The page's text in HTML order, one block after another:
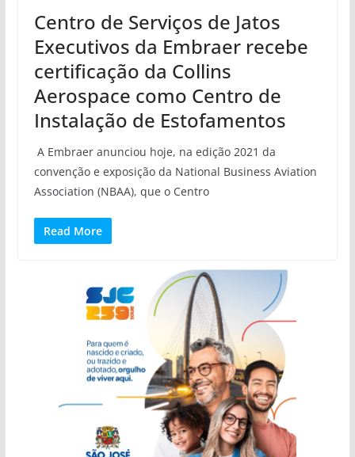
Centro de Serviços de Jatos
Executivos da Embraer recebe
certificação da Collins
Aerospace como Centro de
Instalação de Estofamentos
A Embraer anunciou hoje, na edição 2021 da
convenção e exposição da National Business Aviation
Association (NBAA), que o Centro
Read More